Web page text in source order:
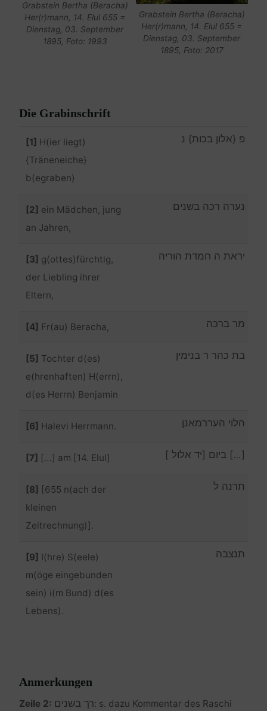
Grabstein Bertha (Beracha)
Her(r)mann, 14. Elul 655 =
Dienstag, 03. September
1895, Foto: 1993
Grabstein Bertha (Beracha)
Her(r)mann, 14. Elul 655 =
Dienstag, 03. September
1895, Foto: 2017
Die Grabinschrift
[1] H(ier liegt)
{Träneneiche}
b(egraben)
פ {אלון בכות} נ
[2] ein Mädchen, jung
an Jahren,
נערה רכה בשנים
[3] g(ottes)fürchtig,
der Liebling ihrer
Eltern,
יראת ה חמדת הוריה
[4] Fr(au) Beracha, מר ברכה
[5] Tochter d(es)
e(hrenhaften) H(errn),
d(es Herrn) Benjamin
בת כהר ר בנימין
[6] Halevi Herrmann. הלוי העררמאנן
[7] […] am [14. Elul] […] ביום [יד אלול ]
[8] [655 n(ach der
kleinen
Zeitrechnung)].
תרנה ל
[9] I(hre) S(eele)
m(öge eingebunden
sein) i(m Bund) d(es
Lebens).
תנצבה
Anmerkungen
Zeile 2: רך בשנים: s. dazu Kommentar des Raschi